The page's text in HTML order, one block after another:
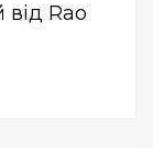
Rao